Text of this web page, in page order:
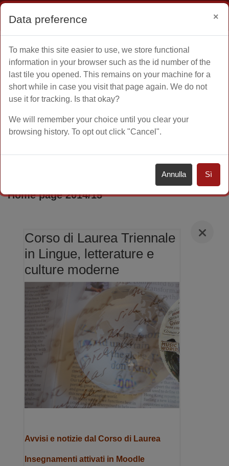
Vai al contenuto principale
Login
Home Altro
A.A. 2014 - 2015 Corsi di Laurea Triennale
CORSO DI LAUREA TRIENNALE IN LINGUE,
LETTERATURE E CULTURE MODERNE -
Home page 2014/15
Corso di Laurea Triennale
in Lingue, letterature e
culture moderne
Avvisi e notizie dal Corso di Laurea
Insegnamenti attivati in Moodle
Data preference ×
To make this site easier to use, we store functional
information in your browser such as the id number of the
last tile you opened. This remains on your machine for a
short while in case you visit that page again. We do not
use it for tracking. Is that okay?
We will remember your choice until you clear your
browsing history. To opt out click "Cancel".
Annulla Sì